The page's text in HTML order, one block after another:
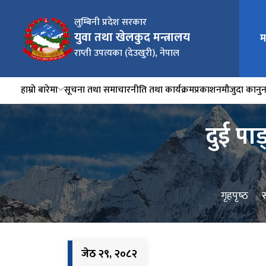
लुम्बिनी प्रदेश सरकार
युवा तथा खेलकुद मन्त्रालय
राप्ती उपत्यका (देउखुरी), नेपाल
हाम्रो बारेमा सूचना तथा समाचारनीति तथा कार्यक्रमप्रकाशनमौजुदा कानुन
दुई
गृहपृष्‍ठ
जेठ २९, २०८२